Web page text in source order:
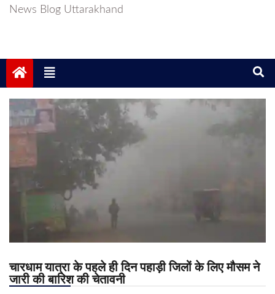
News Blog Uttarakhand
चारधाम यात्रा के पहले ही दिन पहाड़ी जिलों के लिए मौसम ने
जारी की बारिश की चेतावनी